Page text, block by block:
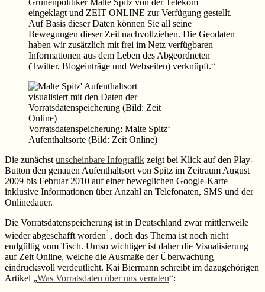
eingeklagt und ZEIT ONLINE zur Verfügung gestellt.
Auf Basis dieser Daten können Sie all seine
Bewegungen dieser Zeit nachvollziehen. Die Geodaten
haben wir zusätzlich mit frei im Netz verfügbaren
Informationen aus dem Leben des Abgeordneten
(Twitter, Blogeinträge und Webseiten) verknüpft.“
Vorratsdatenspeicherung: Malte Spitz‘
Aufenthaltsorte (Bild: Zeit Online)
Die zunächst unscheinbare Infografik zeigt bei Klick auf den Play-
Button den genauen Aufenthaltsort von Spitz im Zeitraum August
2009 bis Februar 2010 auf einer beweglichen Google-Karte –
inklusive Informationen über Anzahl an Telefonaten, SMS und der
Onlinedauer.
Die Vorratsdatenspeicherung ist in Deutschland zwar mittlerweile
wieder abgeschafft worden1 , doch das Thema ist noch nicht
endgültig vom Tisch. Umso wichtiger ist daher die Visualisierung
auf Zeit Online, welche die Ausmaße der Überwachung
eindrucksvoll verdeutlicht. Kai Biermann schreibt im dazugehörigen
Artikel „Was Vorratsdaten über uns verraten“: